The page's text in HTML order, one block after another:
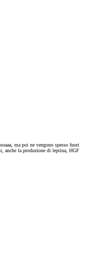
ma poi ne vengono spesso fuori
anche la produzione di leptina, HGF